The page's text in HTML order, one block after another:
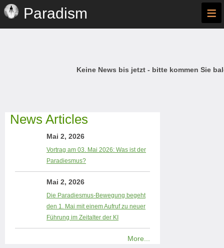
Paradism ≡
Keine News bis jetzt - bitte kommen Sie
News Articles
Mai 2, 2026
Vortrag am 03. Mai 2026: Was ist der
Paradiesmus?
Mai 2, 2026
Die Paradiesmus-Bewegung begeht
den 1. Mai mit einem Aufruf zu neuer
Führung im Zeitalter der KI
More...